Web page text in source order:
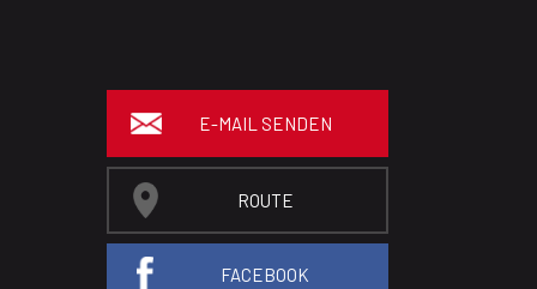
E-MAIL SENDEN
ROUTE
FACEBOOK